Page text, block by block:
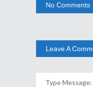
No Comments
Leave A